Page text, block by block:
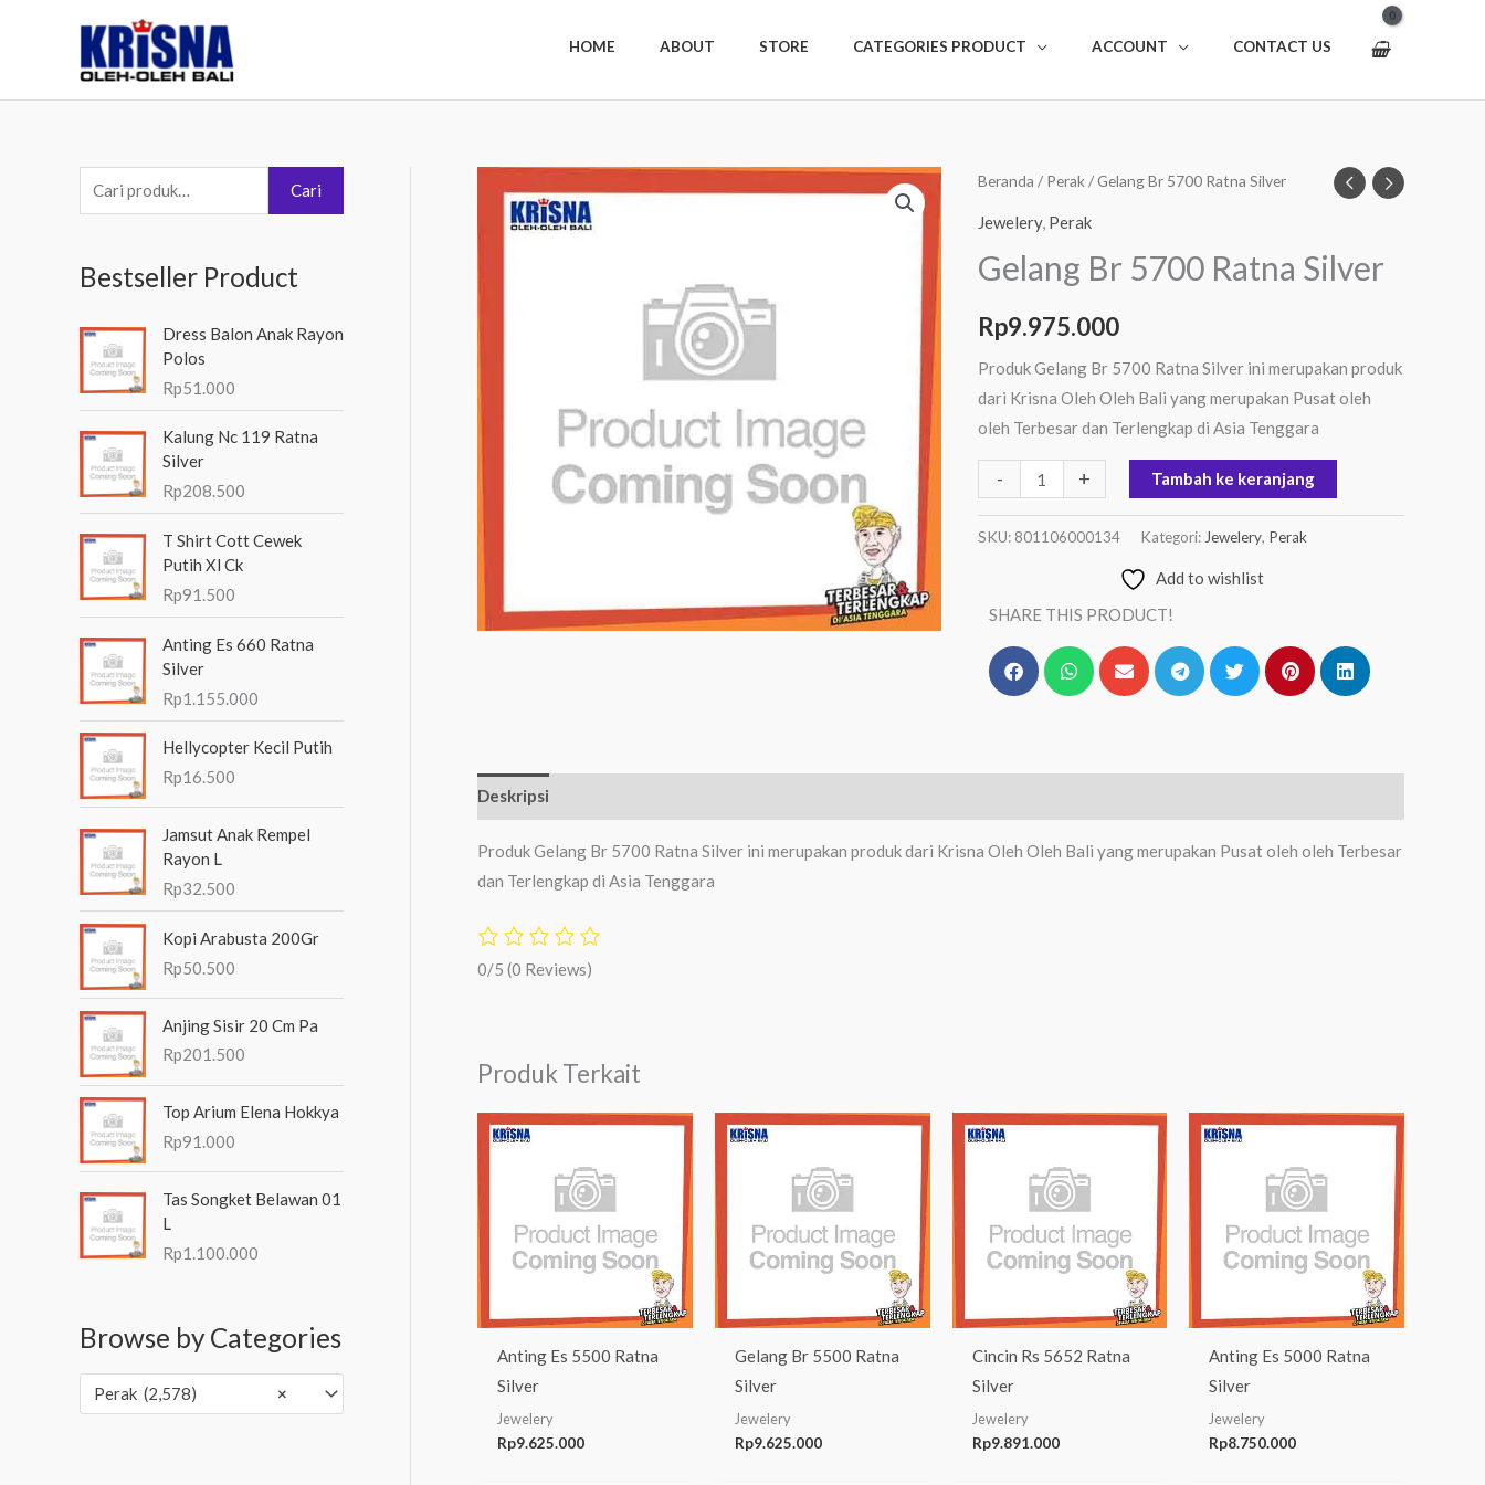
HOME ABOUT STORE CATEGORIES PRODUCT ACCOUNT CONTACT US
e
c
a
n
n
t
k
Cari
Bestseller Product
Dress Balon Anak Rayon
Polos
Rp51.000
Kalung Nc 119 Ratna
Silver
Rp208.500
T Shirt Cott Cewek
Putih Xl Ck
Rp91.500
Anting Es 660 Ratna
Silver
Rp1.155.000
Hellycopter Kecil Putih
Rp16.500
Jamsut Anak Rempel
Rayon L
Rp32.500
Kopi Arabusta 200Gr
Rp50.500
Anjing Sisir 20 Cm Pa
Rp201.500
Top Arium Elena Hokkya
Rp91.000
Tas Songket Belawan 01
L
Rp1.100.000
Browse by Categories
×
Perak (2,578)
Beranda / Perak/ Gelang Br 5700 Ratna Silver
Jewelery, Perak
Gelang Br 5700 Ratna Silver
Rp9.975.000
Produk Gelang Br 5700 Ratna Silver ini merupakan produk
dari Krisna Oleh Oleh Bali yang merupakan Pusat oleh
oleh Terbesar dan Terlengkap di Asia Tenggara
-
Kuantitas
5700
Silver
+ Tambah ke keranjang
SKU: 801106000134 Kategori: Jewelery, Perak
Add to wishlist
SHARE THIS PRODUCT!
Deskripsi
Produk Gelang Br 5700 Ratna Silver ini merupakan produk dari Krisna Oleh Oleh Bali yang merupakan Pusat oleh oleh Terbesar
dan Terlengkap di Asia Tenggara
0/5 (0 Reviews)
Produk Terkait
Anting Es 5500 Ratna
Silver
Jewelery
Rp9.625.000
Gelang Br 5500 Ratna
Silver
Jewelery
Rp9.625.000
Cincin Rs 5652 Ratna
Silver
Jewelery
Rp9.891.000
Anting Es 5000 Ratna
Silver
Jewelery
Rp8.750.000